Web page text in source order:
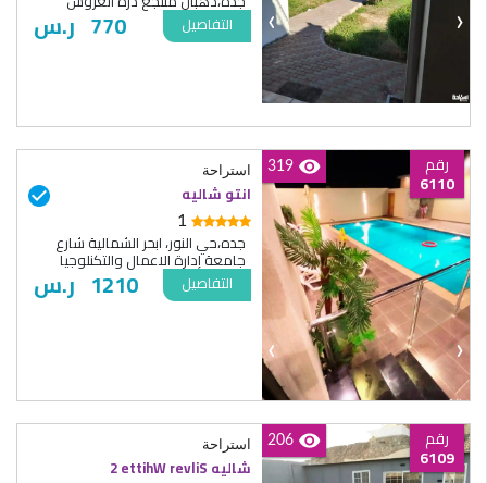
ر.س 770 التفاصيل ‹ ›
استراحة
انتو شاليه
1
جده،حي النور، ابحر الشمالية شارع
جامعة إدارة الاعمال والتكنلوجيا
ر.س 1210 التفاصيل
رقم
6110
319
‹ ›
استراحة
شاليه Silver Whitte 2
رقم
6109
206